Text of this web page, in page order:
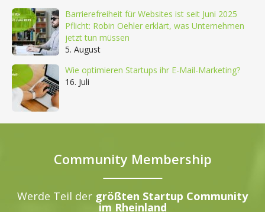
Barrierefreiheit für Websites ist seit Juni 2025
Pflicht: Robin Oehler erklärt, was Unternehmen
jetzt tun müssen
5. August
Wie optimieren Startups ihr E-Mail-Marketing?
16. Juli
Community Membership
Werde Teil der größten Startup Community
im Rheinland